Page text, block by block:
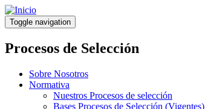
Pasar
al
contenido
principal
Toggle navigation
Procesos de Selección
Sobre Nosotros
Normativa
Nuestros Procesos de selección
Bases Procesos de Selección (Vigentes)